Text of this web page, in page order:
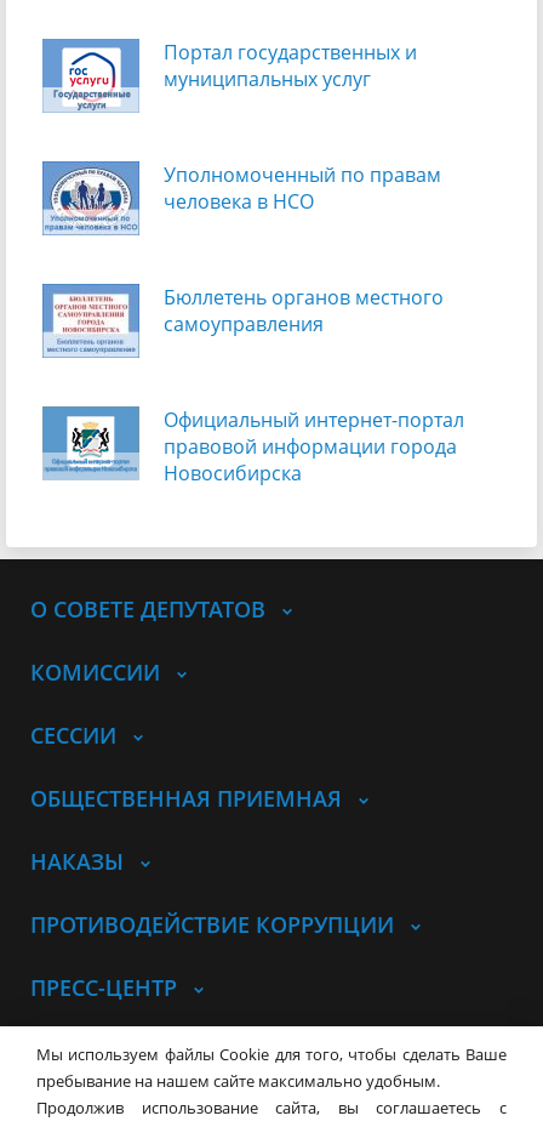
Портал государственных и
муниципальных услуг
Уполномоченный по правам
человека в НСО
Бюллетень органов местного
самоуправления
Официальный интернет-портал
правовой информации города
Новосибирска
О СОВЕТЕ ДЕПУТАТОВ
КОМИССИИ
СЕССИИ
ОБЩЕСТВЕННАЯ ПРИЕМНАЯ
НАКАЗЫ
ПРОТИВОДЕЙСТВИЕ КОРРУПЦИИ
ПРЕСС-ЦЕНТР
© Совет депутатов города
НовосибирскаКонтакты Карта сайта
630099, г. Новосибирск, Красный
Мы используем файлы Cookie для того, чтобы сделать Ваше
пребывание на нашем сайте максимально удобным.
Продолжив использование сайта, вы соглашаетесь с